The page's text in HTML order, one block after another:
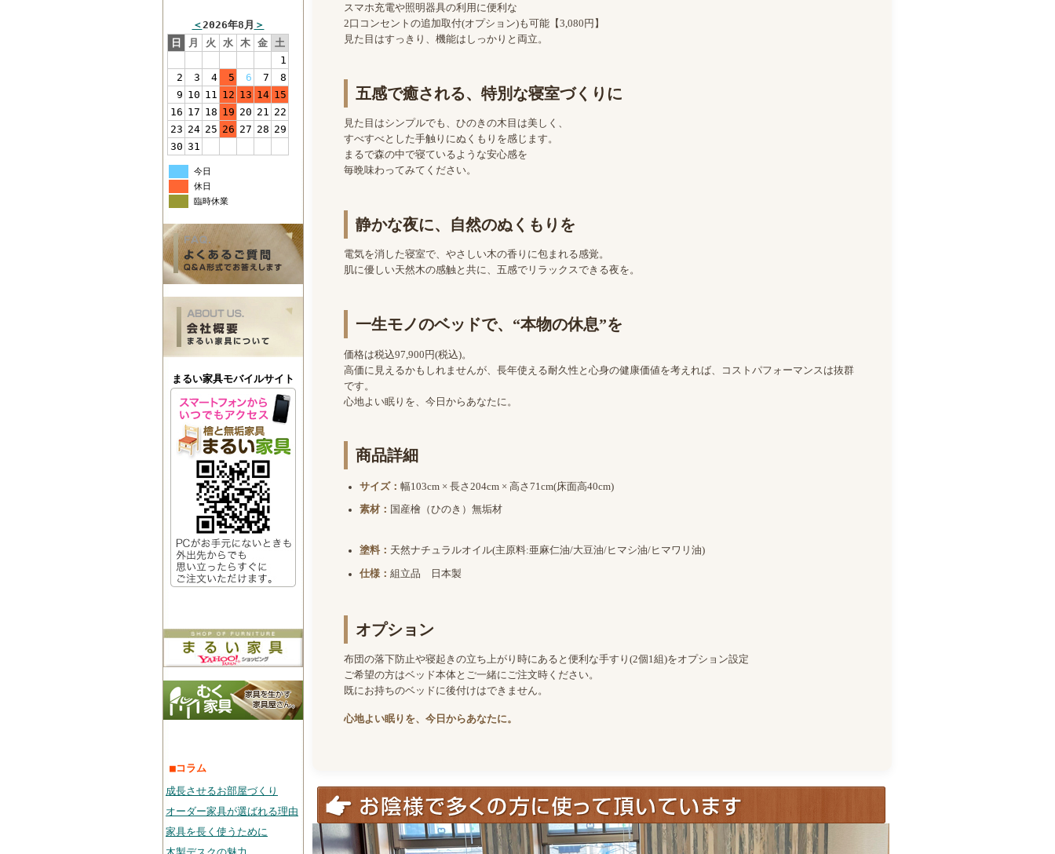
＜2026年8月 ＞
日
月 火 水 木 金 土
1
2
3 4 5 6 7
8
9 10 11 12 13 14 15
16 17 18 19 20 21 22
23 24 25 26 27 28 29
30 31
今日
休日
臨時休業
まるい家具モバイルサイト
■コラム
成長させるお部屋づくり
オーダー家具が選ばれる理由
家具を長く使うために
スマホ充電や照明器具の利用に便利な
2口コンセントの追加取付(オプション)も可能【3,080円】
見た目はすっきり、機能はしっかりと両立。
五感で癒される、特別な寝室づくりに
見た目はシンプルでも、ひのきの木目は美しく、
すべすべとした手触りにぬくもりを感じます。
まるで森の中で寝ているような安心感を
毎晩味わってみてください。
静かな夜に、自然のぬくもりを
電気を消した寝室で、やさしい木の香りに包まれる感覚。
肌に優しい天然木の感触と共に、五感でリラックスできる夜を。
一生モノのベッドで、“本物の休息”を
価格は税込97,900円(税込)。
高価に見えるかもしれませんが、長年使える耐久性と心身の健康価値を考えれば、コストパフォーマンスは抜群
です。
心地よい眠りを、今日からあなたに。
商品詳細
サイズ： 幅103cm × 長さ204cm × 高さ71cm(床面高40cm)
素材： 国産檜（ひのき）無垢材
塗料： 天然ナチュラルオイル(主原料:亜麻仁油/大豆油/ヒマシ油/ヒマワリ油)
仕様： 組立品 日本製
オプション
布団の落下防止や寝起きの立ち上がり時にあると便利な手すり(2個1組)をオプション設定
ご希望の方はベッド本体とご一緒にご注文時ください。
既にお持ちのベッドに後付けはできません。
心地よい眠りを、今日からあなたに。